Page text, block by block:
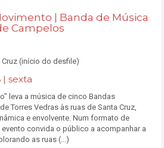
| Banda de Música
Campelos
(início do desfile)
| sexta
leva a música de cinco Bandas
Torres Vedras às ruas de Santa Cruz,
e envolvente. Num formato de
convida o público a acompanhar a
as ruas (...)